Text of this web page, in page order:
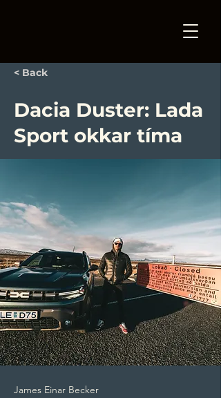
< Back
Dacia Duster: Lada
Sport okkar tíma
James Einar Becker